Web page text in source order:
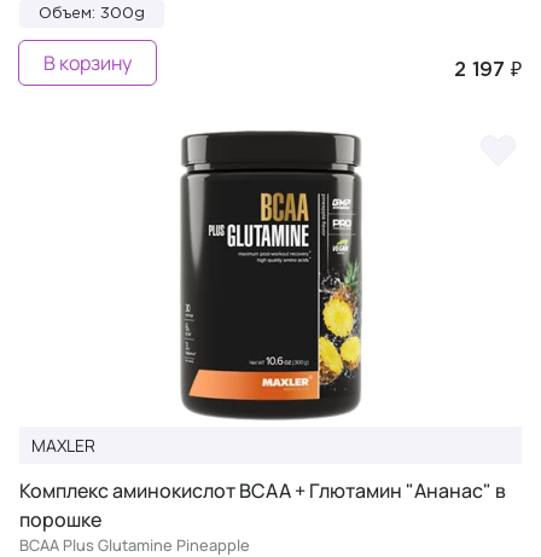
Объем: 300g
2 197 ₽
В корзину
MAXLER
Комплекс аминокислот BCAA + Глютамин "Ананас" в
порошке
BCAA Plus Glutamine Pineapple